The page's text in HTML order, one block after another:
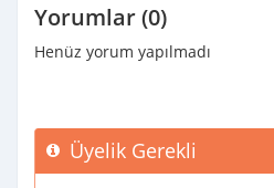
Yorumlar (0)
Henüz yorum yapılmadı
Üyelik Gerekli